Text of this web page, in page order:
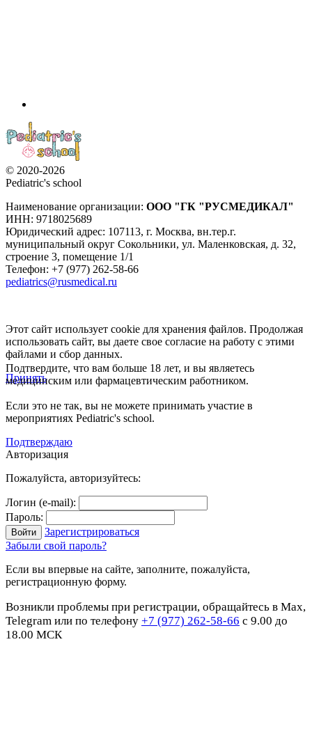
© 2020-2026
Pediatric's school
Наименование организации: ООО "ГК "РУСМЕДИКАЛ"
ИНН: 9718025689
Юридический адрес: 107113, г. Москва, вн.тер.г.
муниципальный округ Сокольники, ул. Маленковская, д. 32,
строение 3, помещение 1/1
Телефон: +7 (977) 262-58-66
pediatrics@rusmedical.ru
Этот сайт использует cookie для хранения файлов. Продолжая
использовать сайт, вы даете свое согласие на работу с этими
файлами и сбор данных.
Принять
Подтвердите, что вам больше 18 лет, и вы являетесь
медицинским или фармацевтическим работником.
Если это не так, вы не можете принимать участие в
мероприятиях Pediatric's school.
Подтверждаю
Авторизация
Пожалуйста, авторизуйтесь:
Логин (e-mail):
Пароль:
Зарегистрироваться
Забыли свой пароль?
Если вы впервые на сайте, заполните, пожалуйста,
регистрационную форму.
Возникли проблемы при регистрации, обращайтесь в Max,
Telegram или по телефону +7 (977) 262-58-66 с 9.00 до
18.00 МСК